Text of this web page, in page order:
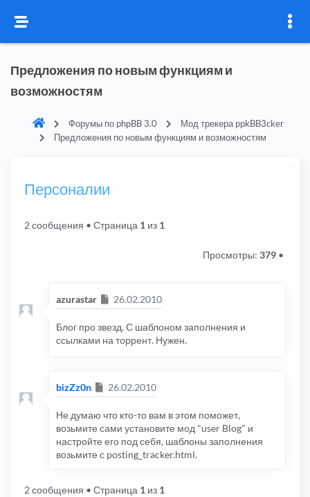
Предложения по новым функциям и
возможностям
Форумы по phpBB 3.0
Мод трекера ppkBB3cker
Предложения по новым функциям и возможностям
Персоналии
2 сообщения • Страница 1 из 1
Просмотры: 379 •
azurastar Сообщение
26.02.2010
Блог про звезд. С шаблоном заполнения и
ссылками на торрент. Нужен.
bizZz0n Сообщение
26.02.2010
Не думаю что кто-то вам в этом поможет,
возьмите сами установите мод "user Blog" и
настройте его под себя, шаблоны заполнения
возьмите с posting_tracker.html.
2 сообщения • Страница 1 из 1